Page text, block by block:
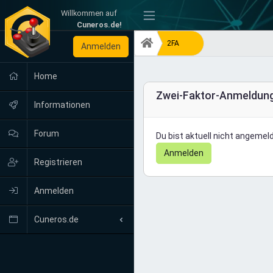
Willkommen auf
Cuneros.de!
-
Anmelden
Home
Informationen
Forum
Registrieren
Anmelden
Cuneros.de
2FA
Zwei-Faktor-
Du bist aktuell nicht
Anmelden